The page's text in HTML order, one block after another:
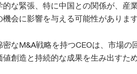
な緊張、特に中国との関係が、産
会に影響を与える可能性があります
密なM&A戦略を持つCEOは、市場の
値創造と持続的な成果を生み出すた